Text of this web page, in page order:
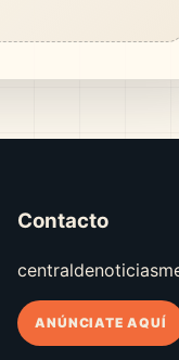
Contacto
ANÚNCIATE AQUÍ